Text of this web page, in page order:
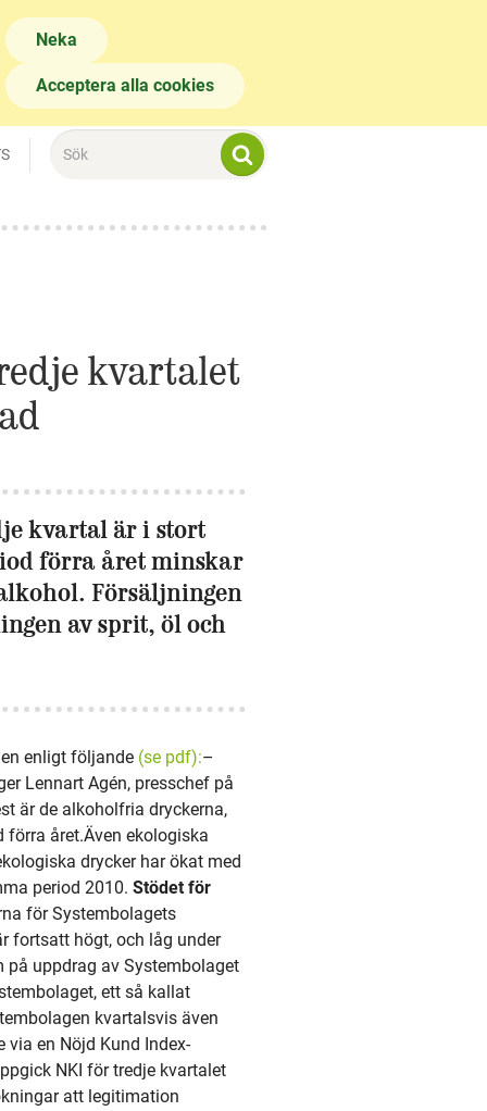
Neka
Acceptera alla cookies
kvartalet
kvartal är i stort
förra året minskar
Försäljningen
av sprit, öl och
enligt följande (se pdf):–
Lennart Agén, presschef på
är de alkoholfria dryckerna,
året.Även ekologiska
drycker har ökat med
period 2010. Stödet för
för Systembolagets
fortsatt högt, och låg under
på uppdrag av Systembolaget
ett så kallat
kvartalsvis även
via en Nöjd Kund Index-
NKI för tredje kvartalet
att legitimation